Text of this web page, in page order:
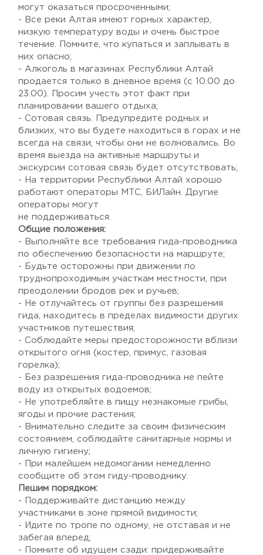
могут оказаться просроченными;
- Все реки Алтая имеют горных характер,
низкую температуру воды и очень быстрое
течение. Помните, что купаться и заплывать в
них опасно;
- Алкоголь в магазинах Республики Алтай
продается только в дневное время (с 10.00 до
23.00). Просим учесть этот факт при
планировании вашего отдыха;
- Сотовая связь. Предупредите родных и
близких, что вы будете находиться в горах и не
всегда на связи, чтобы они не волновались. Во
время выезда на активные маршруты и
экскурсии сотовая связь будет отсутствовать;
- На территории Республики Алтай хорошо
работают операторы МТС, БИЛайн. Другие
операторы могут
не поддерживаться.
Общие положения:
- Выполняйте все требования гида-проводника
по обеспечению безопасности на маршруте;
- Будьте осторожны при движении по
труднопроходимым участкам местности, при
преодолении бродов рек и ручьев;
- Не отлучайтесь от группы без разрешения
гида, находитесь в пределах видимости других
участников путешествия;
- Соблюдайте меры предосторожности вблизи
открытого огня (костер, примус, газовая
горелка);
- Без разрешения гида-проводника не пейте
воду из открытых водоемов;
- Не употребляйте в пищу незнакомые грибы,
ягоды и прочие растения;
- Внимательно следите за своим физическим
состоянием, соблюдайте санитарные нормы и
личную гигиену;
- При малейшем недомогании немедленно
сообщите об этом гиду-проводнику.
Пешим порядком:
- Поддерживайте дистанцию между
участниками в зоне прямой видимости;
- Идите по тропе по одному, не отставая и не
забегая вперед;
- Помните об идущем сзади: придерживайте